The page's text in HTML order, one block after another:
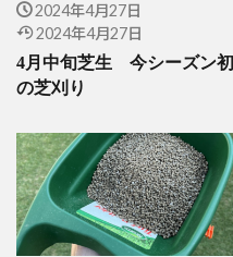
2024年4月27日
2024年4月27日
4月中旬芝生 今シーズン初
の芝刈り